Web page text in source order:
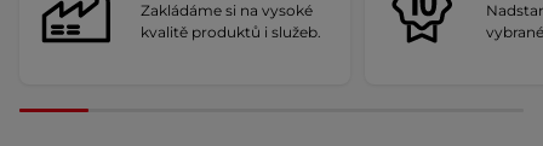
Zakládáme si na vysoké
kvalitě produktů i služeb.